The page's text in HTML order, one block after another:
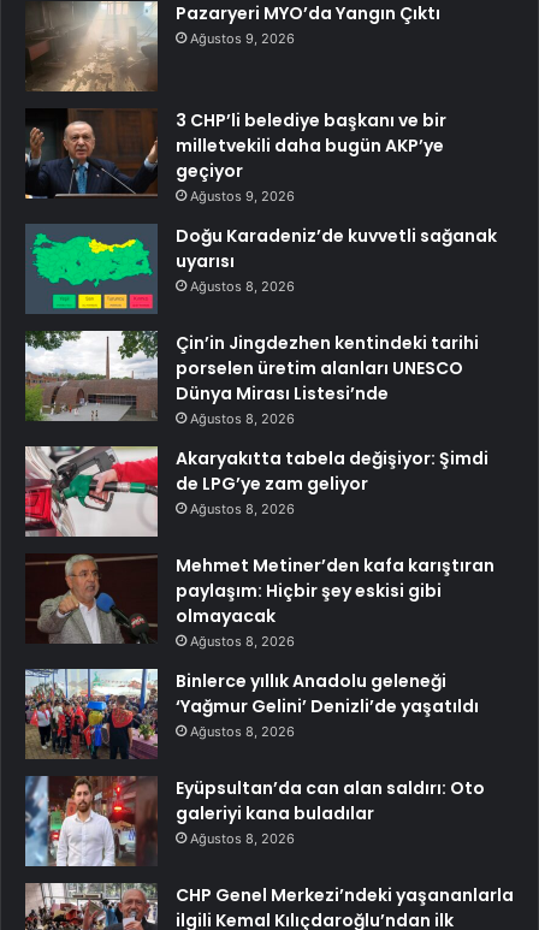
Pazaryeri MYO’da Yangın Çıktı
Ağustos 9, 2026
3 CHP’li belediye başkanı ve bir
milletvekili daha bugün AKP’ye
geçiyor
Ağustos 9, 2026
Doğu Karadeniz’de kuvvetli sağanak
uyarısı
Ağustos 8, 2026
Çin’in Jingdezhen kentindeki tarihi
porselen üretim alanları UNESCO
Dünya Mirası Listesi’nde
Ağustos 8, 2026
Akaryakıtta tabela değişiyor: Şimdi
de LPG’ye zam geliyor
Ağustos 8, 2026
Mehmet Metiner’den kafa karıştıran
paylaşım: Hiçbir şey eskisi gibi
olmayacak
Ağustos 8, 2026
Binlerce yıllık Anadolu geleneği
‘Yağmur Gelini’ Denizli’de yaşatıldı
Ağustos 8, 2026
Eyüpsultan’da can alan saldırı: Oto
galeriyi kana buladılar
Ağustos 8, 2026
CHP Genel Merkezi’ndeki yaşananlarla
ilgili Kemal Kılıçdaroğlu’ndan ilk